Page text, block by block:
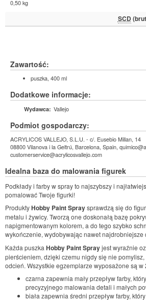
0,50 kg
SCD
Zawartość:
puszka, 400 ml
Dodatkowe informacje:
Wydawca: Vallejo
Podmiot gospodarczy:
ACRYLICOS VALLEJO, S.L.U. - c/. Eusebio Millan, 14
08800 Vilanova i la Geltrú, Barcelona, Spain,
customerservice@acrylicosvallejo.com
Idealna baza do malowania figurek
Podkłady i farby w spray to najszybszy i
pomalować Twoje figurki!
ProduktyHobby Paint Spraysprawdzą się do
metalu i żywicy. Tworzą one doskonałą bazę
napigmentowanym kolorem, a do tego szybko
wykończenie, wydobywając nawet najdrobniejsze
Każda puszka Hobby Paint Sprayjest wyraźnie
pierścieniem, dzięki czemu nigdy się nie
odcień. Wszystkie egzemplarze wyposażone są w
czarna zapewnia mały przepływ farby,
precyzyjnego malowania detali i małych
biała zapewnia średni przepływ farby,